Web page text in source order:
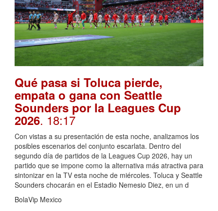
Qué pasa si Toluca pierde,
empata o gana con Seattle
Sounders por la Leagues Cup
2026. 18:17
Con vistas a su presentación de esta noche, analizamos los
posibles escenarios del conjunto escarlata. Dentro del
segundo día de partidos de la Leagues Cup 2026, hay un
partido que se impone como la alternativa más atractiva para
sintonizar en la TV esta noche de miércoles. Toluca y Seattle
Sounders chocarán en el Estadio Nemesio Diez, en un d
BolaVip Mexico